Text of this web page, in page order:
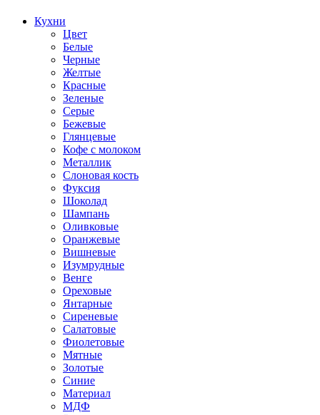
Кухни
Цвет
Белые
Черные
Желтые
Красные
Зеленые
Серые
Бежевые
Глянцевые
Кофе с молоком
Металлик
Слоновая кость
Фуксия
Шоколад
Шампань
Оливковые
Оранжевые
Вишневые
Изумрудные
Венге
Ореховые
Янтарные
Сиреневые
Салатовые
Фиолетовые
Мятные
Золотые
Синие
Материал
МДФ